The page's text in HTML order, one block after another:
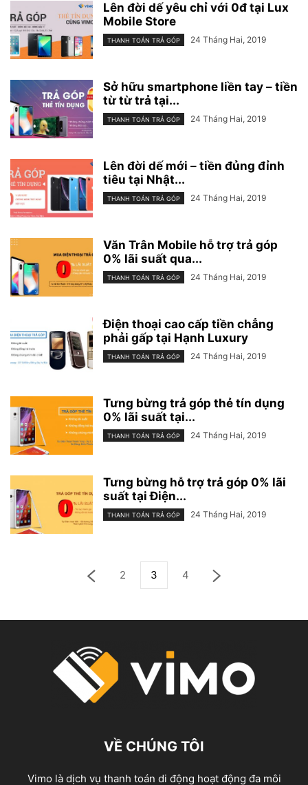
Lên đời dế yêu chỉ với 0đ tại Lux
Mobile Store
THANH TOÁN TRẢ GÓP 24 Tháng Hai, 2019
Sở hữu smartphone liền tay – tiền
từ từ trả tại...
THANH TOÁN TRẢ GÓP 24 Tháng Hai, 2019
Lên đời dế mới – tiền đủng đỉnh
tiêu tại Nhật...
THANH TOÁN TRẢ GÓP 24 Tháng Hai, 2019
Văn Trân Mobile hỗ trợ trả góp
0% lãi suất qua...
THANH TOÁN TRẢ GÓP 24 Tháng Hai, 2019
Điện thoại cao cấp tiền chẳng
phải gấp tại Hạnh Luxury
THANH TOÁN TRẢ GÓP 24 Tháng Hai, 2019
Tưng bừng trả góp thẻ tín dụng
0% lãi suất tại...
THANH TOÁN TRẢ GÓP 24 Tháng Hai, 2019
Tưng bừng hỗ trợ trả góp 0% lãi
suất tại Điện...
THANH TOÁN TRẢ GÓP 24 Tháng Hai, 2019
2 3 4
VỀ CHÚNG TÔI
Vimo là dịch vụ thanh toán di động hoạt động đa môi